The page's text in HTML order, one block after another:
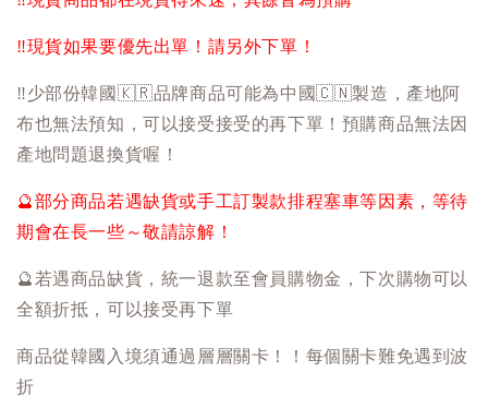
‼️現貨如果要優先出單！請另外下單！
‼️少部份韓國 🇰🇷品牌商品可能為中國🇨🇳製造，產地阿
布也無法預知，可以接受接受的再下單！預購商品無法因
產地問題退換貨喔！
🔮部分商品若遇缺貨或手工訂製款排程塞車等因素，等待
期會在長一些～敬請諒解！
🔮 若遇商品缺貨，統一退款至會員購物金，下次購物可以
全額折抵，可以接受再下單
商品從韓國入境須通過層層關卡！！每個關卡難免遇到波
折